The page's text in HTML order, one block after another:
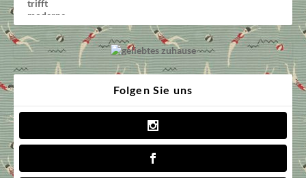
Folgen Sie uns